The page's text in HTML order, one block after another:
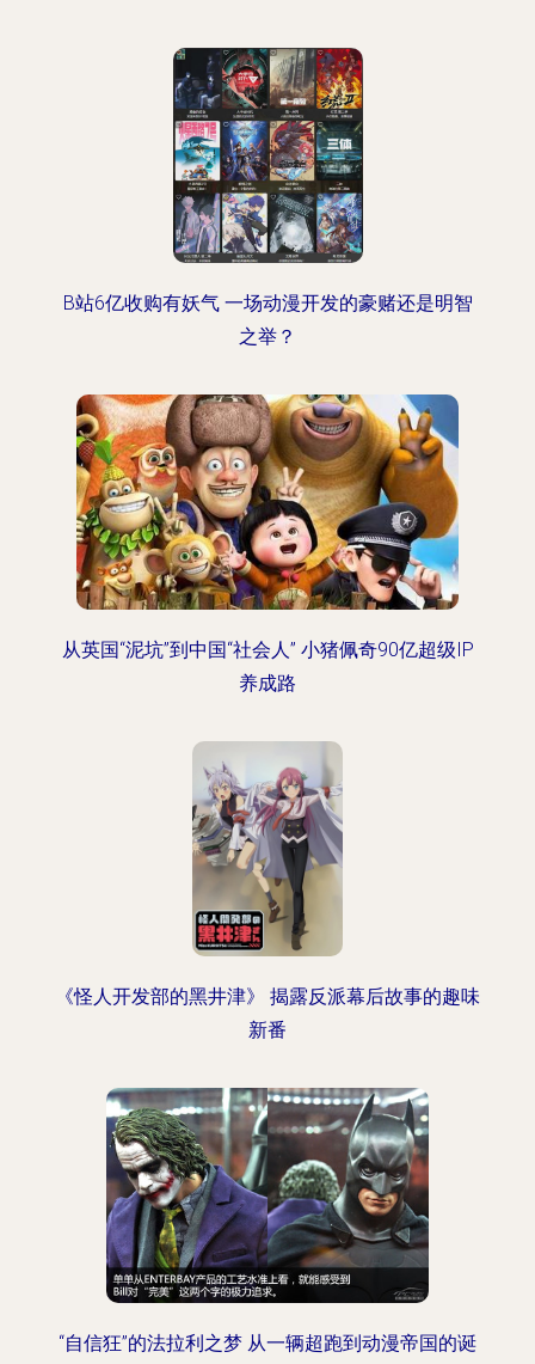
B站6亿收购有妖气 一场动漫开发的豪赌还是明智
之举？
从英国“泥坑”到中国“社会人” 小猪佩奇90亿超级IP
养成路
《怪人开发部的黑井津》 揭露反派幕后故事的趣味
新番
“自信狂”的法拉利之梦 从一辆超跑到动漫帝国的诞